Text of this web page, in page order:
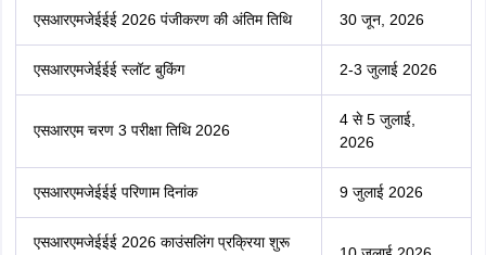
एसआरएमजेईईई 2026 पंजीकरण की अंतिम तिथि 30 जून, 2026
एसआरएमजेईईई स्लॉट बुकिंग 2-3 जुलाई 2026
एसआरएम चरण 3 परीक्षा तिथि 2026
4 से 5 जुलाई,
2026
एसआरएमजेईईई परिणाम दिनांक 9 जुलाई 2026
एसआरएमजेईईई 2026 काउंसलिंग प्रक्रिया शुरू